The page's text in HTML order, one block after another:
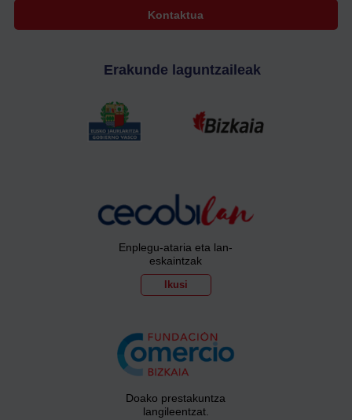
Kontaktua
Erakunde laguntzaileak
Enplegu-ataria eta lan-
eskaintzak
Ikusi
Doako prestakuntza
langileentzat.